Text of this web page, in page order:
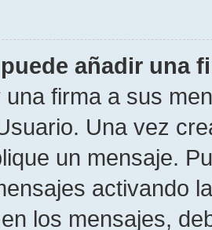
añadir una
una firma a sus
Una vez
un mensaje.
activando
los mensajes,